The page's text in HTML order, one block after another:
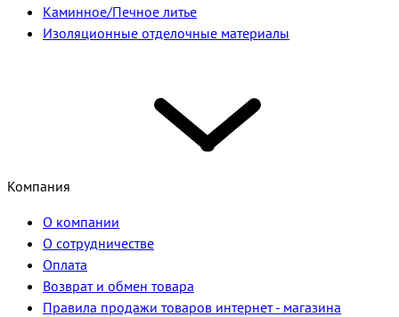
Каминное/Печное литье
Изоляционные отделочные материалы
Компания
О компании
О сотрудничестве
Оплата
Возврат и обмен товара
Правила продажи товаров интернет - магазина